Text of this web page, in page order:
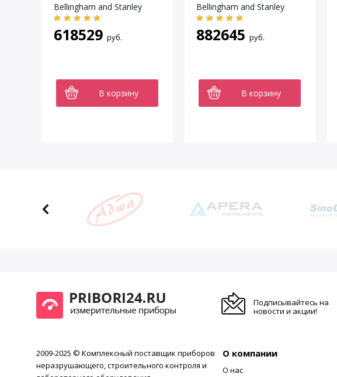
Bellingham and Stanley
618529 руб.
В корзину
Bellingham and Stanley
882645 руб.
В корзину
Подписывайтесь на
новости и акции!
2009-2025 © Комплексный поставщик приборов
неразрушающего, строительного контроля и
О компании
О нас